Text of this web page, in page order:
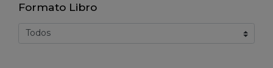
Formato Libro